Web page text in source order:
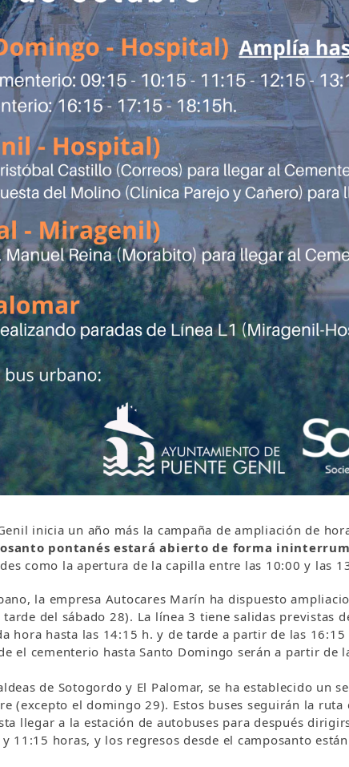
inicia un año más la campaña de ampliación de
pontanés estará abierto de forma
como la apertura de la capilla entre las 10:00 y las
la empresa Autocares Marín ha dispuesto
del sábado 28). La línea 3 tiene salidas previstas
hora hasta las 14:15 h. y de tarde a partir de las
el cementerio hasta Santo Domingo serán a partir de
de Sotogordo y El Palomar, se ha establecido un
(excepto el domingo 29). Estos buses seguirán la
llegar a la estación de autobuses para después
11:15 horas, y los regresos desde el camposanto